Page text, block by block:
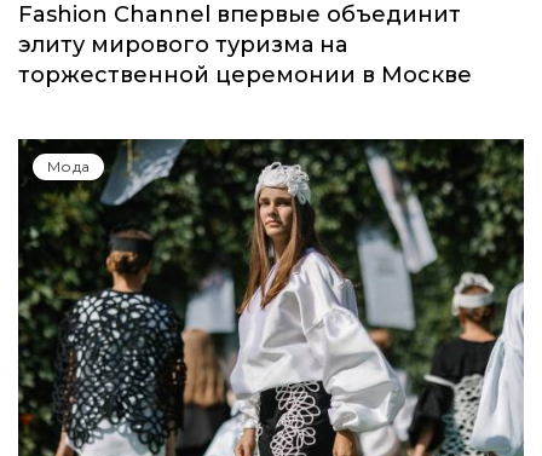
Fashion Channel впервые объединит
элиту мирового туризма на
торжественной церемонии в Москве
Мода